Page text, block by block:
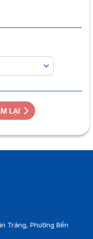
LẠI
Tráng, Phường Bến